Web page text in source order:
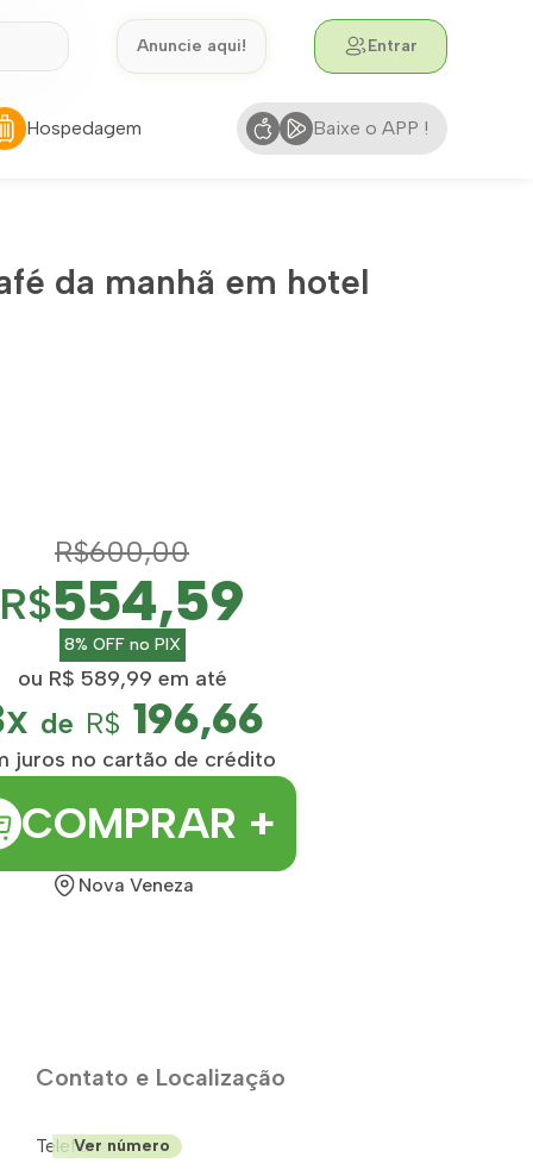
Anuncie aqui! Entrar
Hospedagem Baixe o APP !
da manhã em hotel
R$600,00
R$554,59
8% OFF no PIX
ou R$ 589,99 em até
de R$ 196,66
juros no cartão de crédito
COMPRAR +
Nova Veneza
Contato e Localização
Telefone: (48)
Ver número